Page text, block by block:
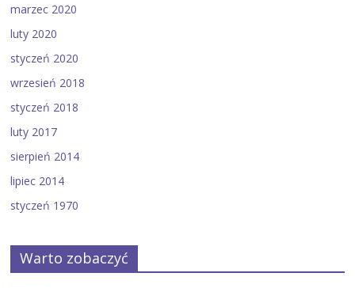
marzec 2020
luty 2020
styczeń 2020
wrzesień 2018
styczeń 2018
luty 2017
sierpień 2014
lipiec 2014
styczeń 1970
Warto zobaczyć